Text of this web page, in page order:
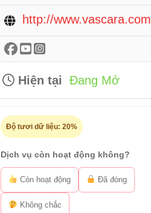
http://www.vascara.com
Hiện tại Đang Mở
Độ tươi dữ liệu: 20%
Dịch vụ còn hoạt động không?
Còn hoạt động Đã đóng
Không chắc